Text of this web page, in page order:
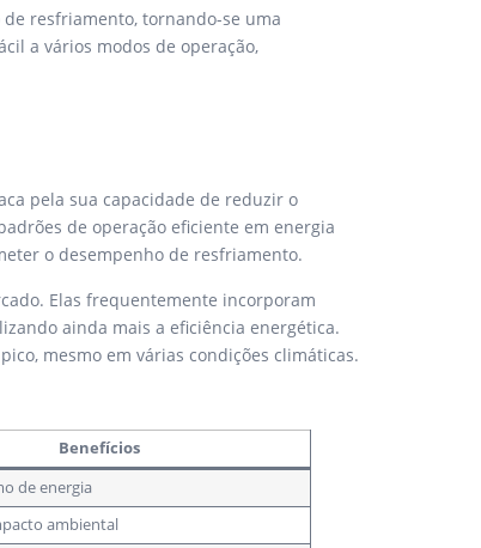
resfriamento, tornando-se uma
a vários modos de operação,
pela sua capacidade de reduzir o
de operação eficiente em energia
o desempenho de resfriamento.
Elas frequentemente incorporam
ainda mais a eficiência energética.
mesmo em várias condições climáticas.
Benefícios
de energia
ambiental